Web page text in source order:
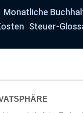
· Monatliche
· Steuer-